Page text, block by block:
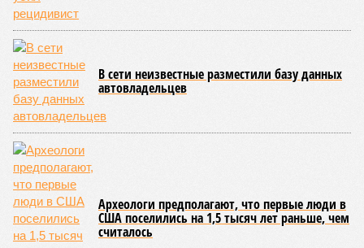
вероятность генетических мутаций при делении клетки,
неспособность контролировать выработку и поддержание
белков, а также дисфункция митохондрий. Некоторые из
этих признаков обратимы. Во всяком случае, таковы
предположения исследователей. Например, одним из
признаков биологического старения является уменьшение
длины теломер (защитных «колпачков» на концах
хромосом) – такое можно исправить и заодно увеличить
продолжительность жизни.
Но первая и главная проблема, пишет издание Medical
News Today, в соматических мутациях. Это изменения в
генетическом коде любой клетки организма (кроме
сперматозоидов и яйцеклеток), которые являются
неизбежным следствием деления клеток и происходят на